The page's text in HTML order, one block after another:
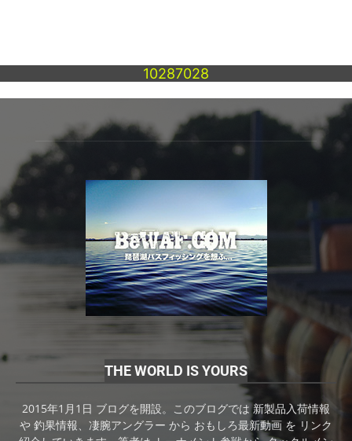
10287028
THE WORLD IS YOURS
2015年1月1日 ブログを開設。このブログでは 新製品入荷情報
や 釣果情報、凄腕アングラー から おもしろ最新動画 を リンク